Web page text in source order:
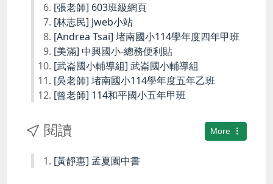
[張老師] 603班級網頁
[林志民] Jweb小站
[Andrea Tsai] 堵南國小114學年度四年甲班
[美滿] 中興國小-總務便利貼
[武崙國小輔導組] 武崙國小輔導組
[吳老師] 堵南國小114學年度五年乙班
[曾老師] 114和平國小五年甲班
More
閱讀
[黃靜惠] 孟夏園中書